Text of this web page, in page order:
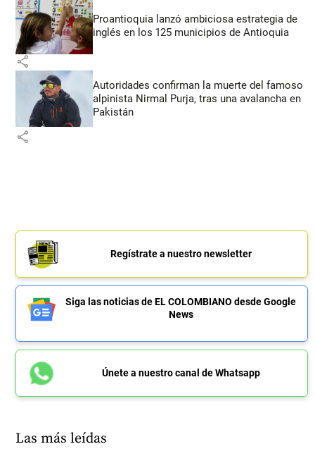
Proantioquia lanzó ambiciosa estrategia de
inglés en los 125 municipios de Antioquia
share
Autoridades confirman la muerte del famoso
alpinista Nirmal Purja, tras una avalancha en
Pakistán
share
Regístrate a nuestro newsletter
Siga las noticias de EL COLOMBIANO desde Google
News
Únete a nuestro canal de Whatsapp
Las más leídas